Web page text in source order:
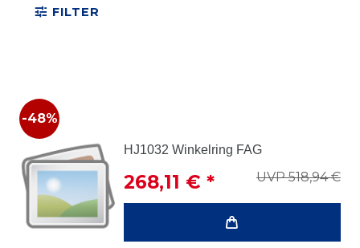
FILTER
-48%
HJ1032 Winkelring FAG
UVP 518,94 €
268,11 € *